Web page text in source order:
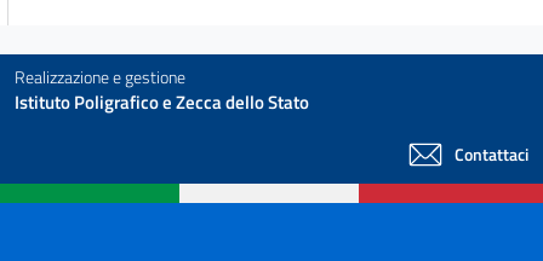
art. 31
art. 32
art. 35
Realizzazione e gestione
Istituto Poligrafico e Zecca dello Stato
Contattaci